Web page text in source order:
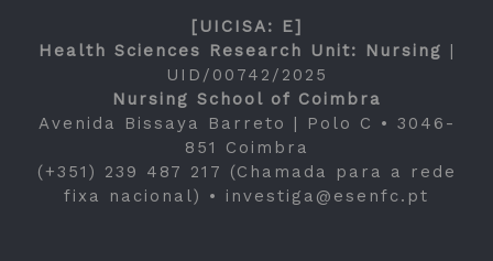
[UICISA: E]
Health Sciences Research Unit: Nursing |
UID/00742/2025
Nursing School of Coimbra
Avenida Bissaya Barreto | Polo C • 3046-
851 Coimbra
(+351) 239 487 217 (Chamada para a rede
fixa nacional) • investiga@esenfc.pt